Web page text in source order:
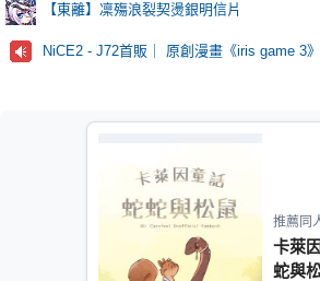
【東離】凜殤浪裂契燙銀明信片
NiCE2 - J72首販｜ 原創漫畫《iris game 3》
推薦同
卡萊
蛇與